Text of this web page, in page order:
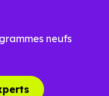
vous permet
des programmes
votre budget.
maisons, dont 1.4 %
neufs